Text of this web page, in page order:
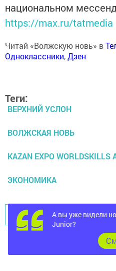
национальном
https://max.ru/tatmedia
Читай «Волжскую новь» в
Одноклассники,Дзен
Теги:
ВЕРХНИЙ УСЛОН
ВОЛЖСКАЯ НОВЬ
KAZAN EXPO WORLDSKILLS
ЭКОНОМИКА
Перейти на
А вы уже видели
Junior?